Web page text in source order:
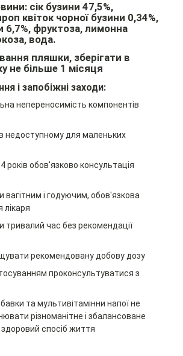
сік бузини 47,5%,
квіток чорної бузини 0,34%,
6,7%, фруктоза, лимонна
вода.
пляшки, зберігати в
не більше 1 місяця
і запобіжні заходи:
непереносимість компонентів
недоступному для маленьких
років обов'язково консультація
вагітним і годуючим, обов'язкова
лікаря
тривалий час без рекомендації
рекомендовану добову дозу
проконсультуватися з
та мультивітамінни напої не
різноманітне і збалансоване
здоровий спосіб життя